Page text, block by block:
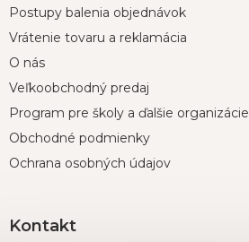
Postupy balenia objednávok
Vrátenie tovaru a reklamácia
O nás
Veľkoobchodný predaj
Program pre školy a ďalšie organizácie
Obchodné podmienky
Ochrana osobných údajov
Kontakt